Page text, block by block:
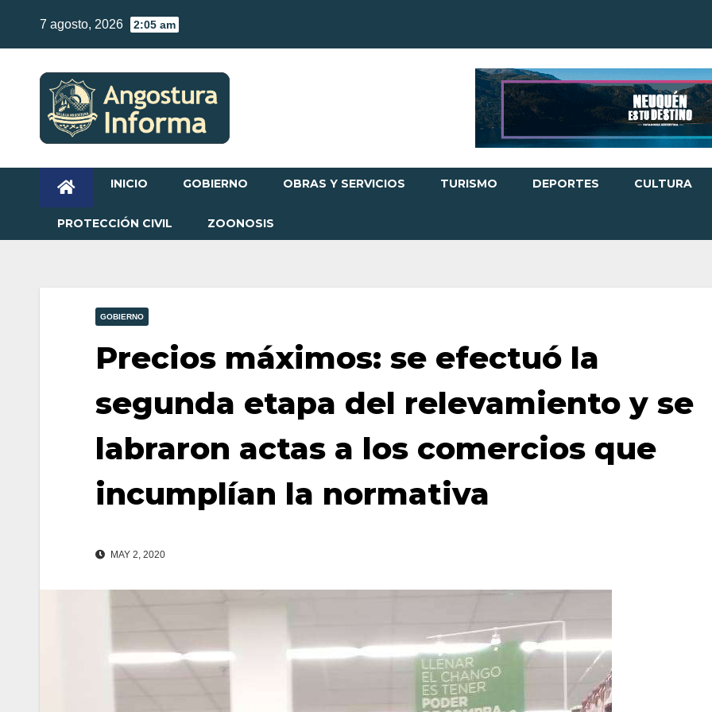
content
7 agosto, 2026 2:05 am
INICIO GOBIERNO OBRAS Y SERVICIOS TURISMO DEPORTES CULTURA
PROTECCIÓN CIVIL ZOONOSIS
GOBIERNO
Precios máximos: se efectuó la
segunda etapa del relevamiento y se
labraron actas a los comercios que
incumplían la normativa
MAY 2, 2020